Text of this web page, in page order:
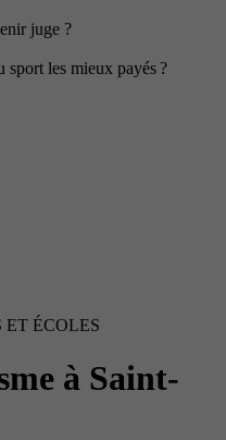
juge ?
sport les mieux payés ?
ÉCOLES
à Saint-